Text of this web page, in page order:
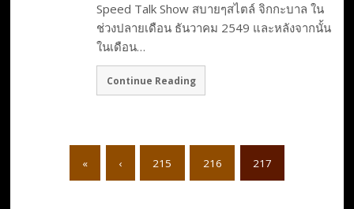
Speed Talk Show สบายๆสไตล์ จิกกะบาล ใน
ช่วงปลายเดือน ธันวาคม 2549 และหลังจากนั้น
ในเดือน…
Continue Reading
« ‹ 215 216 217